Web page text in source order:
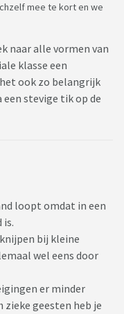
mee te kort en we
naar alle vormen van
klasse een
ook zo belangrijk
stevige tik op de
loopt omdat in een
is.
bij kleine
wel eens door
er minder
zieke geesten heb je